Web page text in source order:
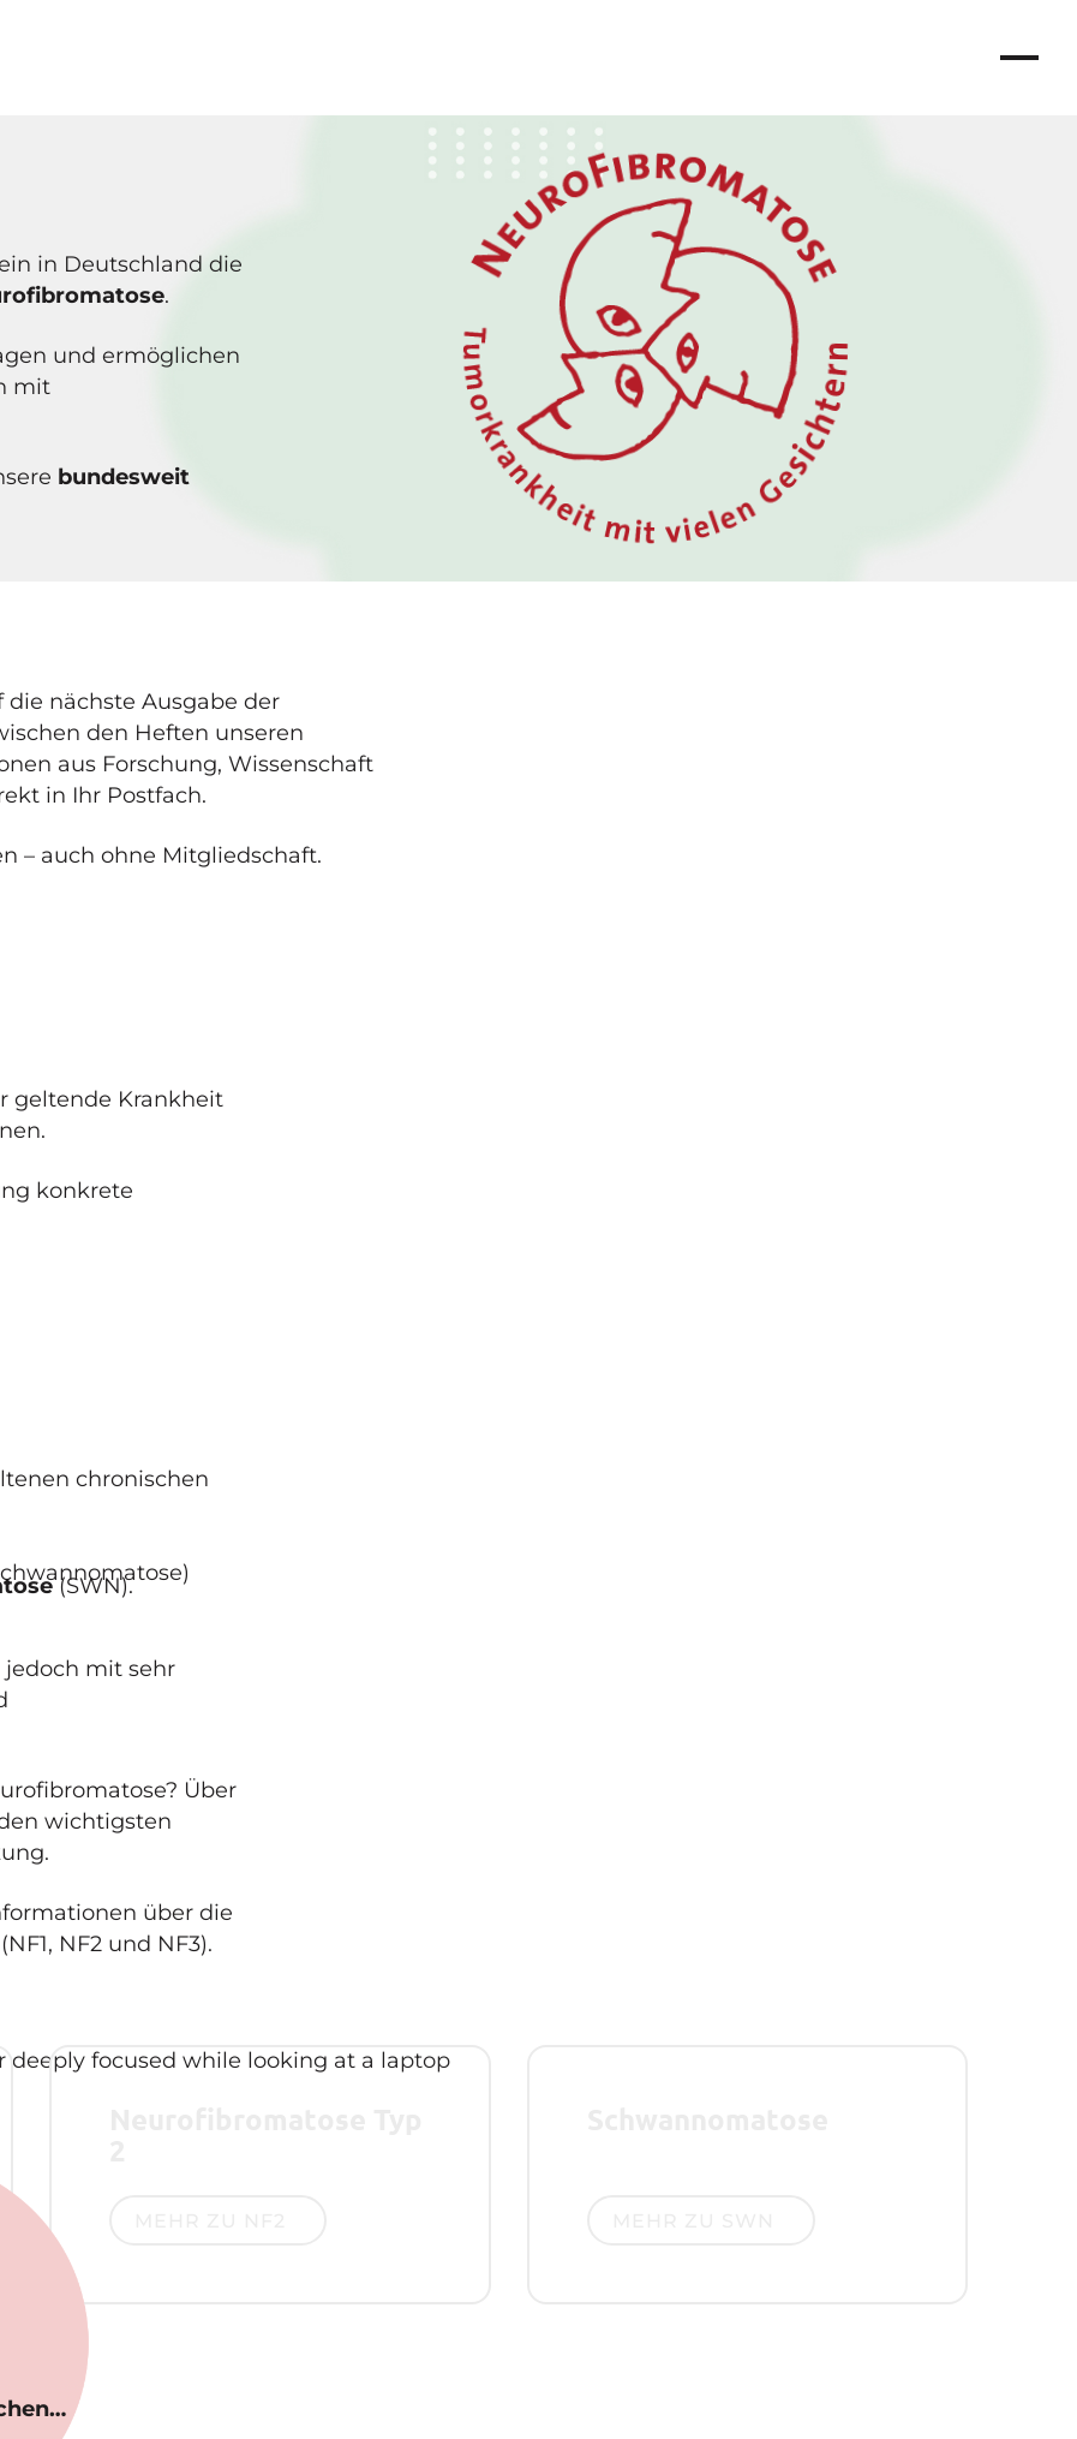
in Deutschland die
.
und ermöglichen
mit
bundesweit
nächste Ausgabe der
den Heften unseren
aus Forschung, Wissenschaft
in Ihr Postfach.
– auch ohne Mitgliedschaft.
geltende Krankheit
konkrete
chronischen
(SWN).
mit sehr
Über
wichtigsten
über die
NF2 und NF3).